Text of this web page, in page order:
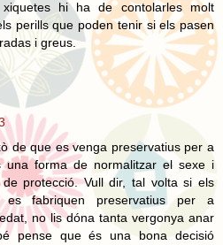
xiquetes hi ha de contolarles molt
perills que poden tenir si els pasen
i greus.
de que es venga preservatius per a
una forma de normalitzar el sexe i
protecció. Vull dir, tal volta si els
es fabriquen preservatius per a
no lis dóna tanta vergonya anar
pense que és una bona decisió